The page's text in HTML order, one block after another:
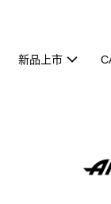
新品上市